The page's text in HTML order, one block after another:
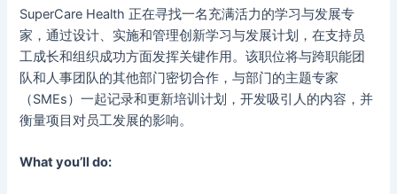
SuperCare Health 正在寻找一名充满活力的学习与发展专
家，通过设计、实施和管理创新学习与发展计划，在支持员
工成长和组织成功方面发挥关键作用。该职位将与跨职能团
队和人事团队的其他部门密切合作，与部门的主题专家
（SMEs）一起记录和更新培训计划，开发吸引人的内容，并
衡量项目对员工发展的影响。
What you’ll do: